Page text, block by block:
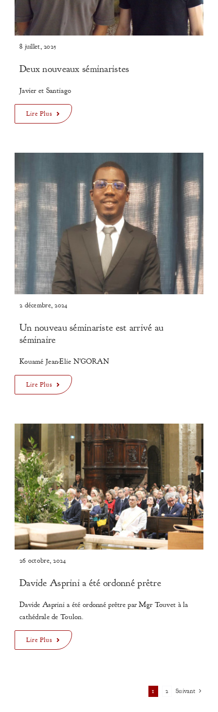
8 juillet, 2025
Deux nouveaux séminaristes
Javier et Santiago
Lire Plus
2 décembre, 2024
Un nouveau séminariste est arrivé au
séminaire
Kouamé Jean-Elie N'GORAN
Lire Plus
26 octobre, 2024
Davide Asprini a été ordonné prêtre
Davide Asprini a été ordonné prêtre par Mgr Touvet à la
cathédrale de Toulon.
Lire Plus
1 2 Suivant